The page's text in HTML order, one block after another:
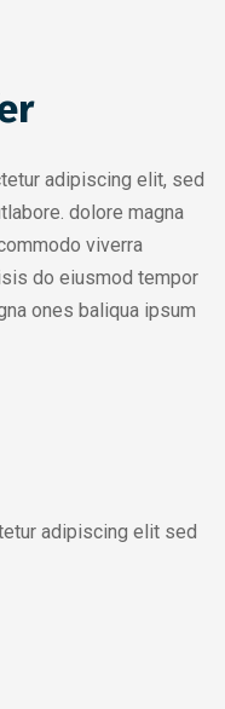
adipiscing elit, sed
dolore magna
viverra
do eiusmod tempor
ones baliqua ipsum
adipiscing elit sed